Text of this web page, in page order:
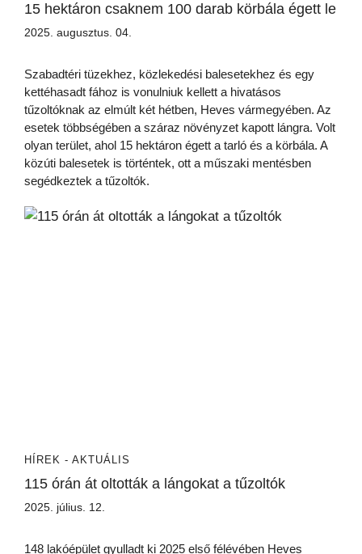
15 hektáron csaknem 100 darab körbála égett le
2025. augusztus. 04.
Szabadtéri tüzekhez, közlekedési balesetekhez és egy
kettéhasadt fához is vonulniuk kellett a hivatásos
tűzoltóknak az elmúlt két hétben, Heves vármegyében. Az
esetek többségében a száraz növényzet kapott lángra. Volt
olyan terület, ahol 15 hektáron égett a tarló és a körbála. A
közúti balesetek is történtek, ott a műszaki mentésben
segédkeztek a tűzoltók.
HÍREK - AKTUÁLIS
115 órán át oltották a lángokat a tűzoltók
2025. július. 12.
148 lakóépület gyulladt ki 2025 első félévében Heves